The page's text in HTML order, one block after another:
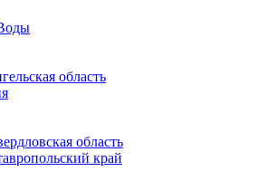
область
область
край